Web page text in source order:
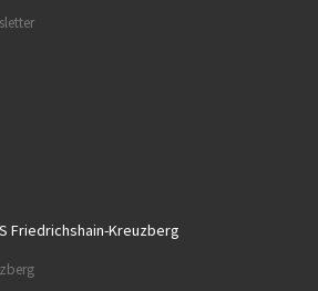
Friedrichshain-Kreuzberg